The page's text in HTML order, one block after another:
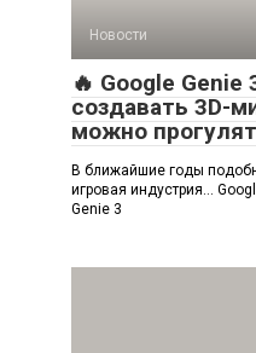
Новости
🔥 Google Genie
создавать 3D-
можно
В ближайшие годы
игровая индустрия…
Genie 3